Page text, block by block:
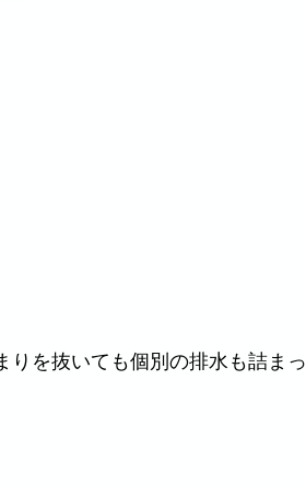
りを抜いても個別の排水も詰まっ